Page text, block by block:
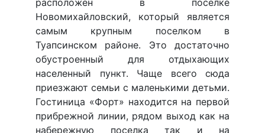
Новомихайловский, который является
самым крупным поселком в
Туапсинском районе. Это достаточно
обустроенный для отдыхающих
населенный пункт. Чаще всего сюда
приезжают семьи с маленькими детьми.
Гостиница «Форт» находится на первой
прибрежной линии, рядом выход как на
набережную поселка так и на